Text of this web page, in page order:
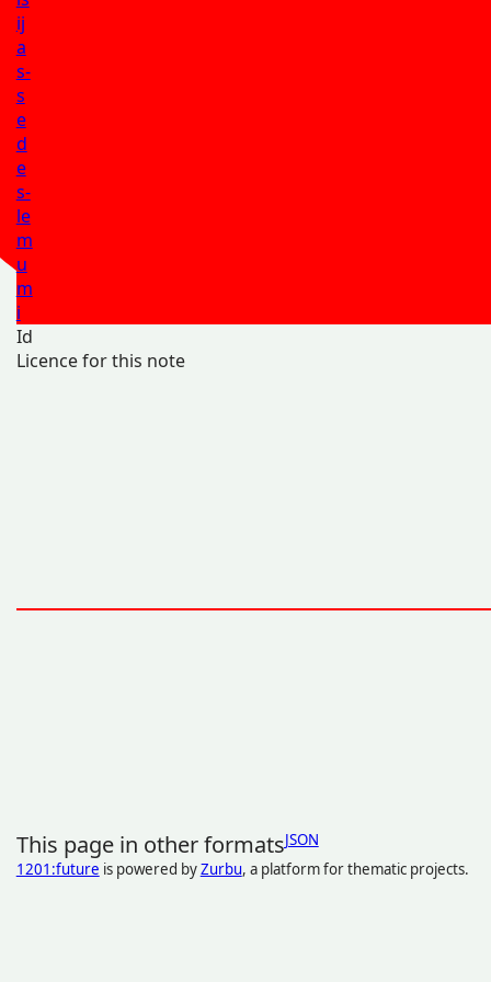
ij
a
s-
s
e
d
e
s-
le
m
u
m
i
Id
Licence for this note
This page in other formatsJSON
1201:future is powered byZurbu, a platform for thematic projects.